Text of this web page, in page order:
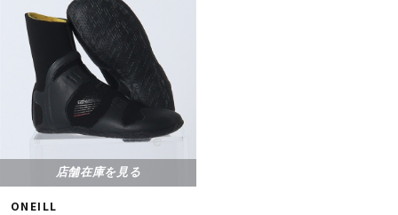
ムラサキスポーツ 公式アプリ
店舗在庫を見る
ONEILL